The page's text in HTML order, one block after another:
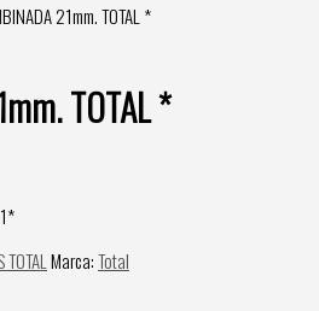
21mm. TOTAL *
TOTAL *
Marca:Total